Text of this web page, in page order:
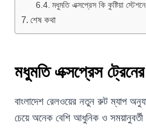
মধুমতি এক্সপ্রেস কি কুষ্টিয়া
শেষ কথা
মধুমতি এক্সপ্রেস
বাংলাদেশ রেলওয়ের নতুন রুট ম্যাপ
চেয়ে অনেক বেশি আধুনিক ও